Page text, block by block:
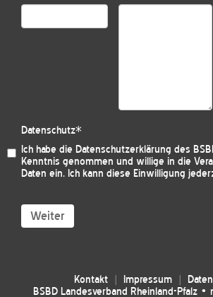
Datenschutz*
Ich habe die Datenschutzerklärung des
Kenntnis genommen und willige in die
Daten ein. Ich kann diese Einwilligung
Weiter
Kontakt Impressum
BSBD Landesverband Rheinland-Pfalz •